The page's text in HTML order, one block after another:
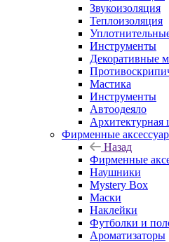
Звукоизоляция
Теплоизоляция
Инструменты
Декоративные
Мастика
Инструменты
Автоодеяло
Архитектурная
Фирменные
Назад
Фирменные
Наушники
Mystery Box
Маски
Наклейки
Футболки и
Ароматизаторы